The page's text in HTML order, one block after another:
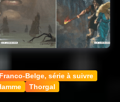
Franco-Belge, série à suivre
Thorgal